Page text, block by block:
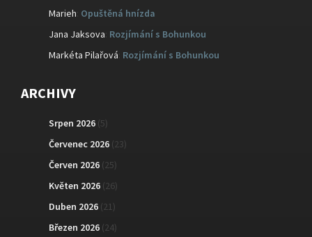
Marieh Opuštěná hnízda
Jana Jaksova: Rozjímání s Bohunkou
Markéta Pilařová: Rozjímání s Bohunkou
ARCHIVY
Srpen 2026 (5)
Červenec 2026 (23)
Červen 2026 (25)
Květen 2026 (26)
Duben 2026 (21)
Březen 2026 (24)